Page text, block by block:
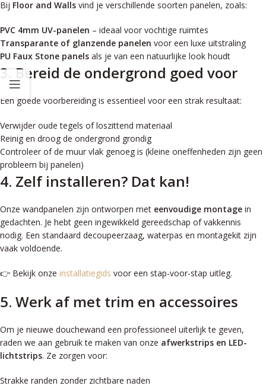
Bij Floor and Walls vind je verschillende soorten panelen, zoals:
PVC 4mm UV-panelen – ideaal voor vochtige ruimtes
Transparante of glanzende panelen voor een luxe uitstraling
PU Faux Stone panels als je van een natuurlijke look houdt
3. Bereid de ondergrond goed voor
Een goede voorbereiding is essentieel voor een strak resultaat:
Verwijder oude tegels of loszittend materiaal
Reinig en droog de ondergrond grondig
Controleer of de muur vlak genoeg is (kleine oneffenheden zijn geen
probleem bij panelen)
4. Zelf installeren? Dat kan!
Onze wandpanelen zijn ontworpen met eenvoudige montage in
gedachten. Je hebt geen ingewikkeld gereedschap of vakkennis
nodig. Een standaard decoupeerzaag, waterpas en montagekit zijn
vaak voldoende.
👉 Bekijk onze installatiegids voor een stap-voor-stap uitleg.
5. Werk af met trim en accessoires
Om je nieuwe douchewand een professioneel uiterlijk te geven,
raden we aan gebruik te maken van onze afwerkstrips en LED-
lichtstrips. Ze zorgen voor:
Strakke randen zonder zichtbare naden